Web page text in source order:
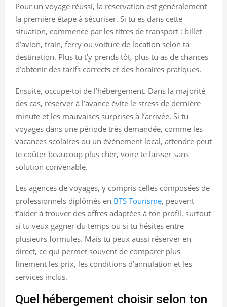
Pour un voyage réussi, la réservation est généralement
la première étape à sécuriser. Si tu es dans cette
situation, commence par les titres de transport : billet
d’avion, train, ferry ou voiture de location selon ta
destination. Plus tu t’y prends tôt, plus tu as de chances
d’obtenir des tarifs corrects et des horaires pratiques.
Ensuite, occupe-toi de l’hébergement. Dans la majorité
des cas, réserver à l’avance évite le stress de dernière
minute et les mauvaises surprises à l’arrivée. Si tu
voyages dans une période très demandée, comme les
vacances scolaires ou un événement local, attendre peut
te coûter beaucoup plus cher, voire te laisser sans
solution convenable.
Les agences de voyages, y compris celles composées de
professionnels diplômés en BTS Tourisme, peuvent
t’aider à trouver des offres adaptées à ton profil, surtout
si tu veux gagner du temps ou si tu hésites entre
plusieurs formules. Mais tu peux aussi réserver en
direct, ce qui permet souvent de comparer plus
finement les prix, les conditions d’annulation et les
services inclus.
Quel hébergement choisir selon ton